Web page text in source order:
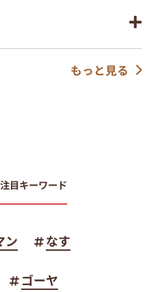
もっと見る
注目キーワード
ン なす
ゴーヤ